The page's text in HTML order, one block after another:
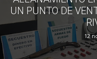
UN PUNTO DE
12